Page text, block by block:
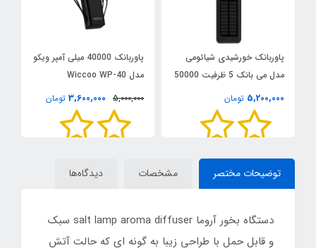
پاوربانک خورشیدی شیائومی
مدل می بانک 5 ظرفیت 50000
میلی‌آمپر ساعت
5,200,000 تومان
پاوربانک 40000 میلی آمپر ویکو
مدل Wiccoo WP-40
5,000,000
3,600,000 تومان
توضیحات مختصر مشخصات دیدگاه‌ها
دستگاه بخور آروما salt lamp aroma diffuser سبک
و قابل حمل با طراحی زیبا به گونه ای که حالت آتش